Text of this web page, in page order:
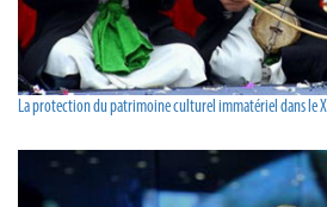
La protection du patrimoine culturel immatériel dans le